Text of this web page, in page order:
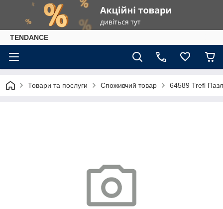
TENDANCE
Товари та послуги Споживчий товар 64589 Trefl